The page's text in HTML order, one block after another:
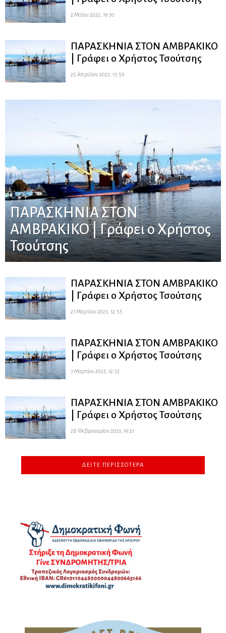
2 Μαΐου 2023, 19:30
ΠΑΡΑΣΚΗΝΙΑ ΣΤΟΝ ΑΜΒΡΑΚΙΚΟ
| Γράφει ο Χρήστος Τσούτσης
25 Απριλίου 2023, 13:59
ΠΑΡΑΣΚΗΝΙΑ ΣΤΟΝ
ΑΜΒΡΑΚΙΚΟ | Γράφει ο Χρήστος
Τσούτσης
ΠΑΡΑΣΚΗΝΙΑ ΣΤΟΝ ΑΜΒΡΑΚΙΚΟ
| Γράφει ο Χρήστος Τσούτσης
21 Μαρτίου 2023, 12:55
ΠΑΡΑΣΚΗΝΙΑ ΣΤΟΝ ΑΜΒΡΑΚΙΚΟ
| Γράφει ο Χρήστος Τσούτσης
7 Μαρτίου 2023, 12:33
ΠΑΡΑΣΚΗΝΙΑ ΣΤΟΝ ΑΜΒΡΑΚΙΚΟ
| Γράφει ο Χρήστος Τσούτσης
28 Φεβρουαρίου 2023, 19:21
ΔΕΊΤΕ ΠΕΡΙΣΣΌΤΕΡΑ